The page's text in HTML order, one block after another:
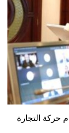
حركة التجارة